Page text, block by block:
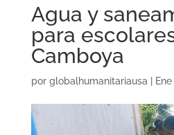
Agua y
para
Camboya
por globalhumanitariausa